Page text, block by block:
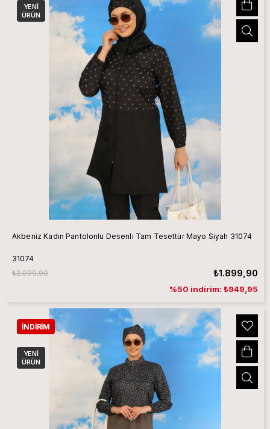
Akbeniz Kadın Pantolonlu Desenli Tam Tesettür Mayo Siyah 31074
31074
₺1.899,90
₺2.099,90
%50 indirim: ₺949,95
YENI
ÜRÜN
İNDIRIM
YENI
ÜRÜN